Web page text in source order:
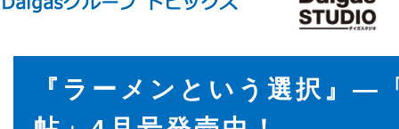
『ラーメンという選択』―